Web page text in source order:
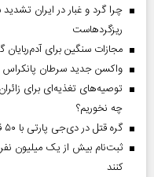
چرا گرد و غبار در ایران
ریزگردهاست
مجازات سنگین برای
واکسن جدید سرطان
چه نخوریم؟
گره قتل در دی‌جی پارتی با ۵۰ قسم باز می‌شود
ثبت‌نام بیش از یک میلیون
کنند